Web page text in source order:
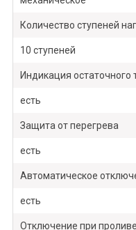
Количество ступеней
10 ступеней
Индикация остаточного
есть
Защита от перегрева
есть
Автоматическое
есть
Отключение при